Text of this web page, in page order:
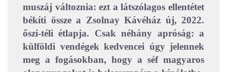
muszáj változnia: ezt a látszólagos ellentétet
békíti össze a Zsolnay Kávéház új, 2022.
őszi-téli étlapja. Csak néhány apróság: a
külföldi vendégek kedvencei úgy jelennek
meg a fogásokban, hogy a séf magyaros